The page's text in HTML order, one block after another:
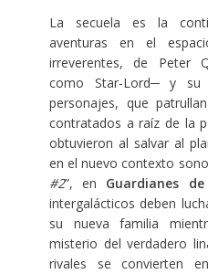
La secuela es la
aventuras en el
irreverentes, de Peter
como Star-Lord─ y su
personajes, que
contratados a raíz de la
obtuvieron al salvar al
en el nuevo contexto
#2”, en Guardianes
intergalácticos deben
su nueva familia
misterio del verdadero
rivales se convierten